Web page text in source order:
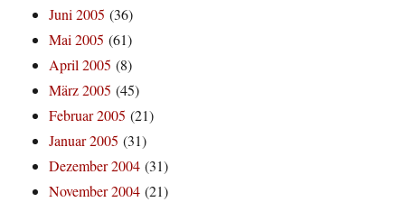
Juni 2005 (36)
Mai 2005 (61)
April 2005 (8)
März 2005 (45)
Februar 2005 (21)
Januar 2005 (31)
Dezember 2004 (31)
November 2004 (21)